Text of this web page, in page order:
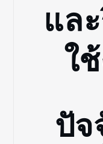
แล
ใ
ปั